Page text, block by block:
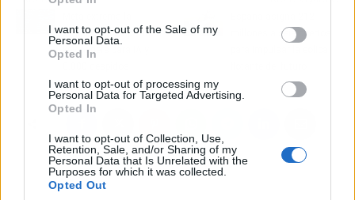
I want to opt-out of the Sale of my
Personal Data.
Opted In
I want to opt-out of processing my
Personal Data for Targeted Advertising.
Opted In
I want to opt-out of Collection, Use,
Retention, Sale, and/or Sharing of my
Personal Data that Is Unrelated with the
Purposes for which it was collected.
Opted Out
vigilancia a empleados:
keyloggers para IA y
millones a seis puertos